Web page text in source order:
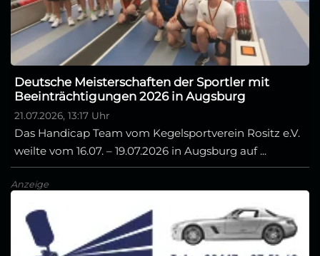
Deutsche Meisterschaften der Sportler mit
Beeinträchtigungen 2026 in Augsburg
21.07.2026, 13:17 Uhr
Das Handicap Team vom Kegelsportverein Rositz e.V.
weilte vom 16.07. – 19.07.2026 in Augsburg auf ...
Anzeige